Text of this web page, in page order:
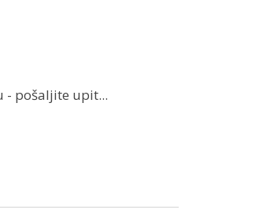
- pošaljite upit...